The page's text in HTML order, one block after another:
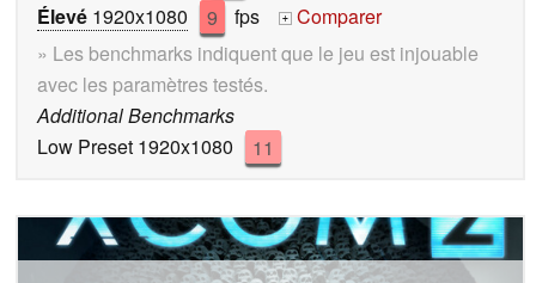
Élevé 1920x1080 9 fps +
Comparer
» Les benchmarks indiquent que le jeu est injouable
avec les paramètres testés.
Additional Benchmarks
Low Preset 1920x1080
11